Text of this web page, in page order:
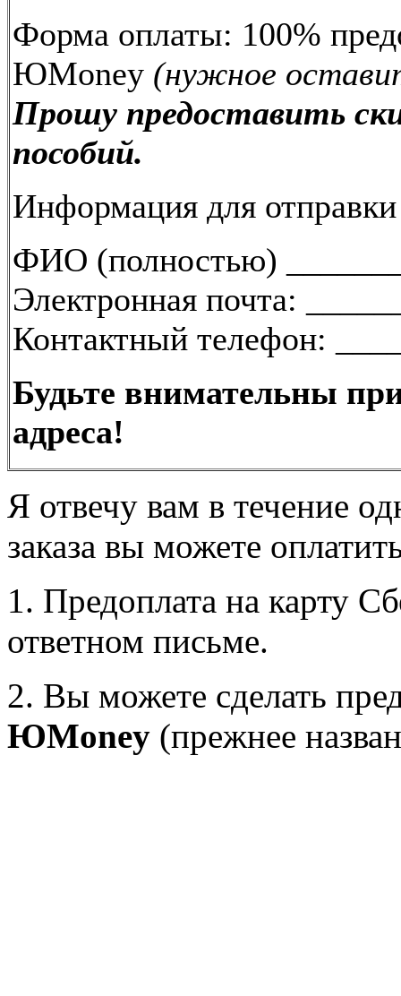
Форма оплаты: 100%
ЮMoney (нужное
Прошу предоставить
пособий.
Информация для
ФИО (полностью)
Электронная почта:
Контактный телефон:
Будьте внимательны
адреса!
Я отвечу вам в течение
заказа вы можете
1. Предоплата на карту
ответном письме.
2. Вы можете сделать
ЮMoney (прежнее